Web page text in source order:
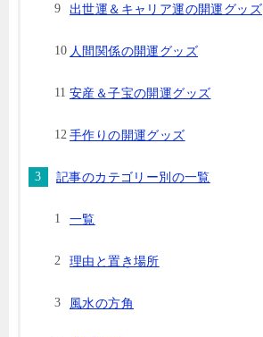
出世運＆キャリア運の開運グッズ
人間関係の開運グッズ
安産＆子宝の開運グッズ
手作りの開運グッズ
記事のカテゴリー別の一覧
一覧
理由と置き場所
風水の方角